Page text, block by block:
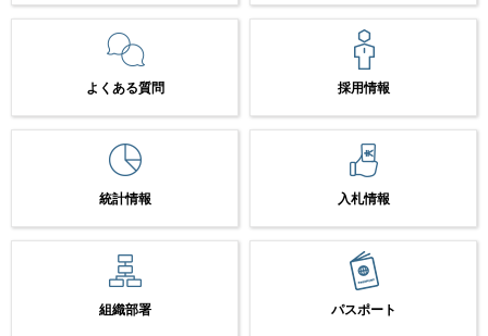
よくある質問 採用情報
統計情報 入札情報
組織部署 パスポート